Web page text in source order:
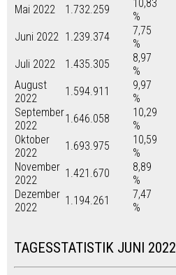
Mai 2022
1.732.259
10,83
%
Juni 2022 1.239.374
7,75
%
Juli 2022
1.435.305
8,97
%
August
2022
1.594.911
9,97
%
September
2022
1.646.058
10,29
%
Oktober
2022
1.693.975
10,59
%
November
2022
1.421.670
8,89
%
Dezember
2022
1.194.261
7,47
%
TAGESSTATISTIK JUNI 2022